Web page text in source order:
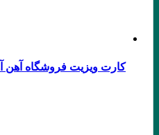
کارت ویزیت فروشگاه آهن